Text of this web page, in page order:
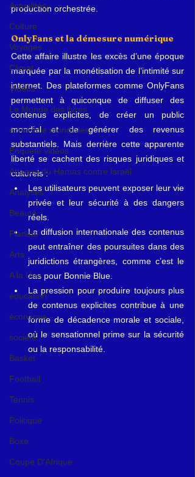
Actualités
Culture
Voyages
Climat
Vidéos
Le Monde des livres
économie mondiales
Enquête vidéos
Attaque du Hamas contre Israël
Analyses
Beauté
Planète
Arts
A la Une
éducation
économie
société
Basket
Football
Tennis
Politique
Boxe
Coupe D'Afrique
production orchestrée.
OnlyFans et la démesure numérique
Cette affaire illustre les excès d’une époque
marquée par la monétisation de l’intimité sur
internet. Des plateformes comme OnlyFans
permettent à quiconque de diffuser des
contenus explicites, de créer un public
mondial et de générer des revenus
substantiels. Mais derrière cette apparente
liberté se cachent des risques juridiques et
culturels :
Les utilisateurs peuvent exposer leur vie
privée et leur sécurité à des dangers
réels.
La diffusion internationale des contenus
peut entraîner des poursuites dans des
juridictions étrangères, comme c’est le
cas pour Bonnie Blue.
La pression pour produire toujours plus
de contenus explicites contribue à une
forme de décadence morale et sociale,
où le sensationnel prime sur la sécurité
ou la responsabilité.